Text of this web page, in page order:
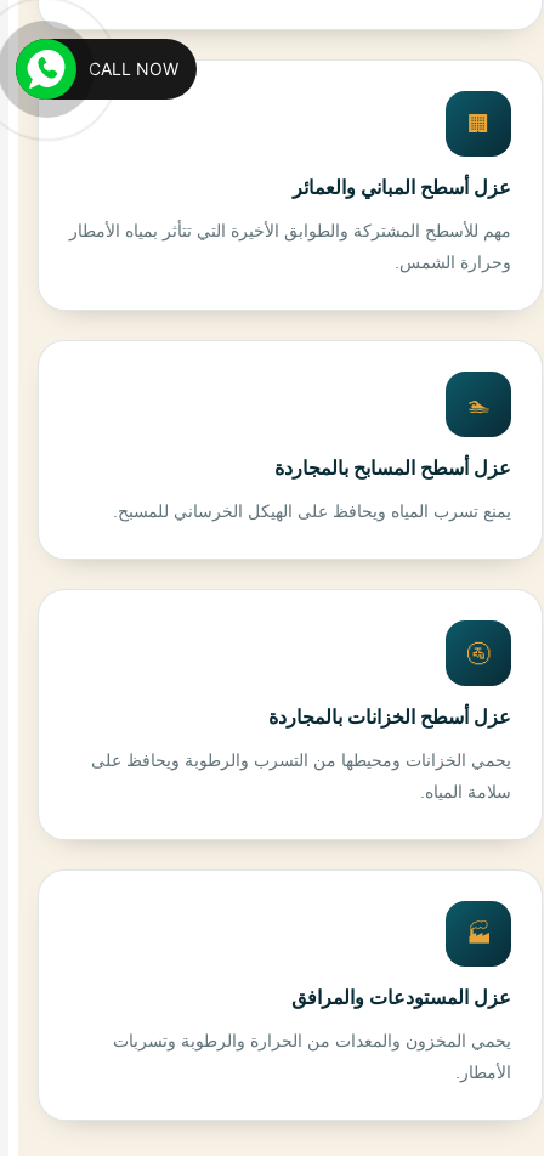
🏢
عزل أسطح المباني والعمائر
مهم للأسطح المشتركة والطوابق الأخيرة التي تتأثر بمياه الأمطار
وحرارة الشمس.
🏊
عزل أسطح المسابح بالمجاردة
يمنع تسرب المياه ويحافظ على الهيكل الخرساني للمسبح.
🚰
عزل أسطح الخزانات بالمجاردة
يحمي الخزانات ومحيطها من التسرب والرطوبة ويحافظ على
سلامة المياه.
🏭
عزل المستودعات والمرافق
يحمي المخزون والمعدات من الحرارة والرطوبة وتسربات
الأمطار.
CALL NOW